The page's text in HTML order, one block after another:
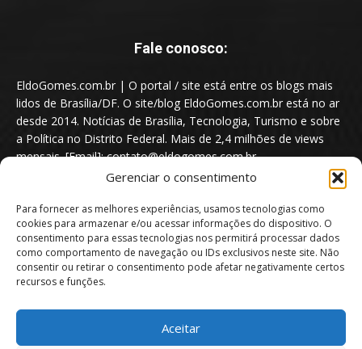
Gerenciar o consentimento
Para fornecer as melhores experiências, usamos tecnologias como
cookies para armazenar e/ou acessar informações do dispositivo. O
consentimento para essas tecnologias nos permitirá processar dados
como comportamento de navegação ou IDs exclusivos neste site. Não
consentir ou retirar o consentimento pode afetar negativamente certos
recursos e funções.
Aceitar
Fale conosco:
EldoGomes.com.br | O portal / site está entre os blogs mais
lidos de Brasília/DF. O site/blog EldoGomes.com.br está no ar
desde 2014. Notícias de Brasília, Tecnologia, Turismo e sobre
a Política no Distrito Federal. Mais de 2,4 milhões de views
mensais. [Email]: contato@eldogomes.com.br